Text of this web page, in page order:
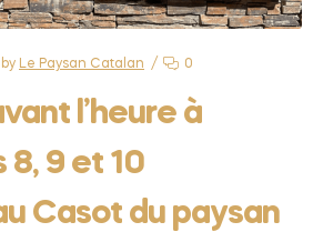
by Le Paysan Catalan 0
l’heure à
8, 9 et 10
Casot du paysan